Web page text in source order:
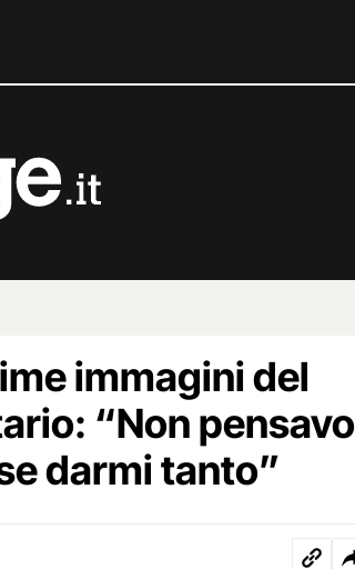
immagini del
“Non pensavo
darmi tanto”